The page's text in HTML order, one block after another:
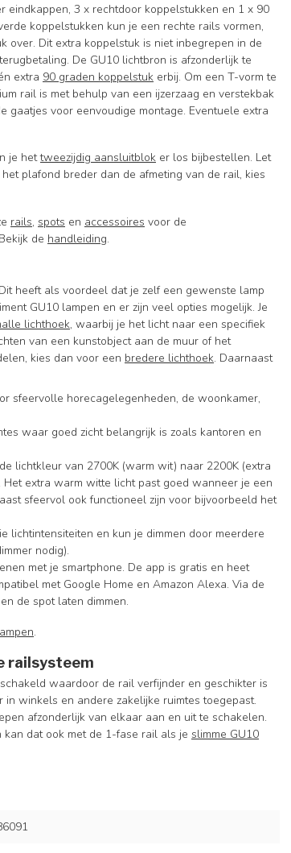
eindkappen, 3 x rechtdoor koppelstukken en 1 x 90
koppelstukken kun je een rechte rails vormen,
over. Dit extra koppelstuk is niet inbegrepen in de
De GU10 lichtbron is afzonderlijk te
extra 90 graden koppelstuk erbij. Om een T-vorm te
rail is met behulp van een ijzerzaag en verstekbak
gaatjes voor eenvoudige montage. Eventuele extra
je hettweezijdig aansluitblok er los bijbestellen. Let
plafond breder dan de afmeting van de rail, kies
rails, spots en accessoires voor de
de handleiding.
heeft als voordeel dat je zelf een gewenste lamp
GU10 lampen en er zijn veel opties mogelijk. Je
lichthoek, waarbij je het licht naar een specifiek
van een kunstobject aan de muur of het
kies dan voor een bredere lichthoek. Daarnaast
sfeervolle horecagelegenheden, de woonkamer,
waar goed zicht belangrijk is zoals kantoren en
lichtkleur van 2700K (warm wit) naar 2200K (extra
extra warm witte licht past goed wanneer je een
sfeervol ook functioneel zijn voor bijvoorbeeld het
lichtintensiteiten en kun je dimmen door meerdere
nodig).
met je smartphone. De app is gratis en heet
met Google Home en Amazon Alexa. Via de
de spot laten dimmen.
.
railsysteem
waardoor de rail verfijnder en geschikter is
winkels en andere zakelijke ruimtes toegepast.
afzonderlijk van elkaar aan en uit te schakelen.
dat ook met de 1-fase rail als je slimme GU10